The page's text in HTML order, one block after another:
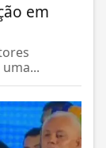
em